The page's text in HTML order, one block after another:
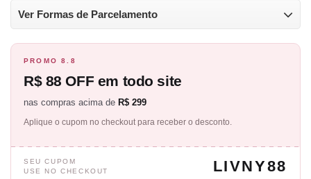
Ver Formas de Parcelamento
PROMO 8.8
R$ 88 OFF em todo site
nas compras acima de R$ 299
Aplique o cupom no checkout para receber o desconto.
SEU CUPOM
USE NO CHECKOUT
LIVNY88